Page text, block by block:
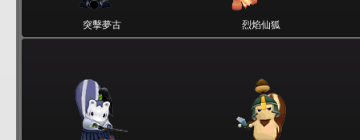
突擊夢古 烈焰仙狐